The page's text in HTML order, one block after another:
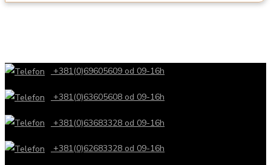
+381(0)69605609 od 09-16h
+381(0)63605608 od 09-16h
+381(0)63683328 od 09-16h
+381(0)62683328 od 09-16h